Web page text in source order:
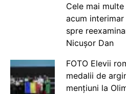
Cele mai
acum
spre
Nicușor Dan
FOTO Elevii
medalii de
mențiuni la